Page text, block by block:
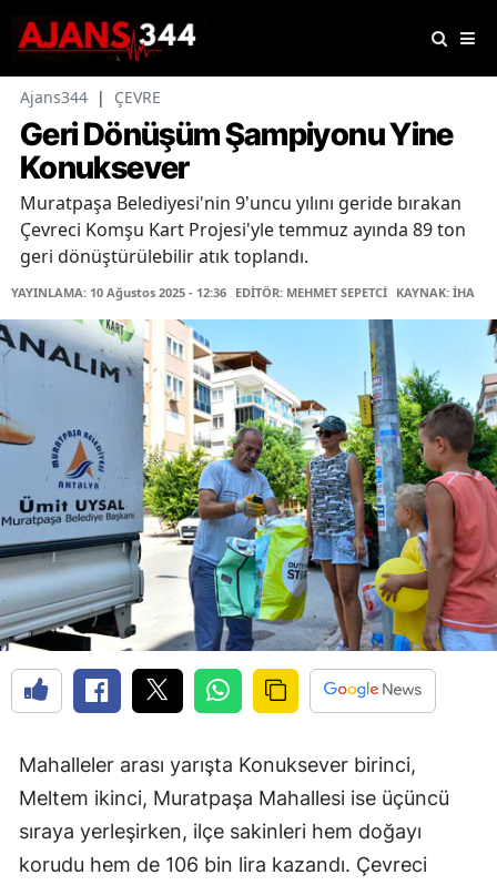
Ajans344 | ÇEVRE
Geri Dönüşüm Şampiyonu Yine
Konuksever
Muratpaşa Belediyesi'nin 9'uncu yılını geride bırakan
Çevreci Komşu Kart Projesi'yle temmuz ayında 89 ton
geri dönüştürülebilir atık toplandı.
YAYINLAMA: 10 Ağustos 2025 - 12:36 EDİTÖR: MEHMET SEPETCİ KAYNAK: İHA
Mahalleler arası yarışta Konuksever birinci,
Meltem ikinci, Muratpaşa Mahallesi ise üçüncü
sıraya yerleşirken, ilçe sakinleri hem doğayı
korudu hem de 106 bin lira kazandı. Çevreci